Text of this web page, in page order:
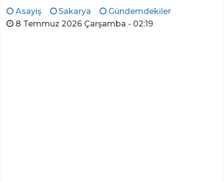
Asayiş Sakarya
Gündemdekiler
8 Temmuz 2026 Çarşamba - 02:19